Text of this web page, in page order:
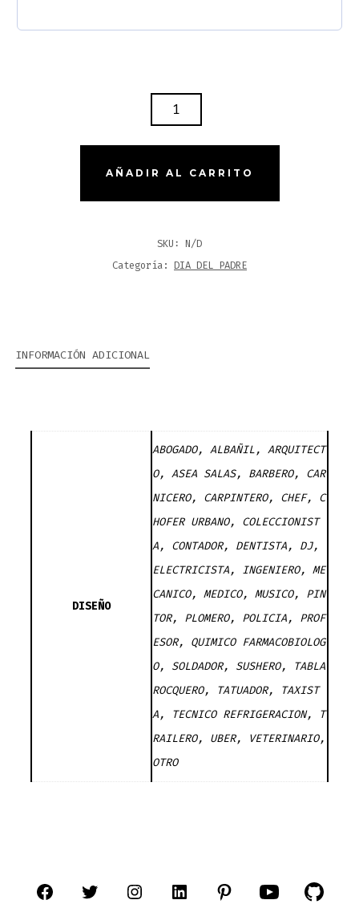
AÑADIR AL CARRITO
SKU: N/D
Categoría: DIA DEL PADRE
INFORMACIÓN ADICIONAL
DISEÑO
ABOGADO, ALBAÑIL, ARQUITECT
O, ASEA SALAS, BARBERO, CAR
NICERO, CARPINTERO, CHEF, C
HOFER URBANO, COLECCIONIST
A, CONTADOR, DENTISTA, DJ,
ELECTRICISTA, INGENIERO, ME
CANICO, MEDICO, MUSICO, PIN
TOR, PLOMERO, POLICIA, PROF
ESOR, QUIMICO FARMACOBIOLOG
O, SOLDADOR, SUSHERO, TABLA
ROCQUERO, TATUADOR, TAXIST
A, TECNICO REFRIGERACION, T
RAILERO, UBER, VETERINARIO,
OTRO